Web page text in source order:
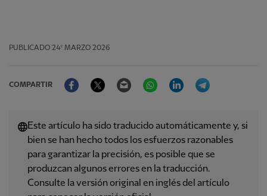
PUBLICADO 24º MARZO 2026
COMPARTIR
FacebookTwitter Email WhatsAppLinkedIn
Este artículo ha sido traducido automáticamente y, si
bien se han hecho todos los esfuerzos razonables
para garantizar la precisión, es posible que se
produzcan algunos errores en la traducción.
Consulte la versión original en inglés del artículo